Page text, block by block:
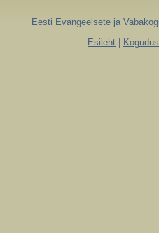
Eesti Evangeelsete ja
Esileht